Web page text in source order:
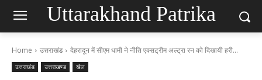
Uttarakhand Patrika
Home उत्तराखंड देहरादून में सीएम धामी ने नीति एक्सट्रीम अल्ट्रा रन को दिखायी हरी...
उत्तराखंड उत्तराखण्ड खेल